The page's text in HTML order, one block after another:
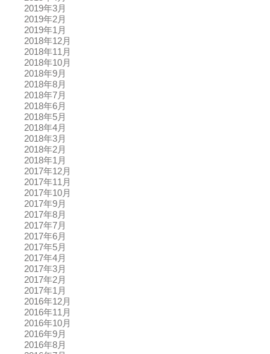
2019年3月
2019年2月
2019年1月
2018年12月
2018年11月
2018年10月
2018年9月
2018年8月
2018年7月
2018年6月
2018年5月
2018年4月
2018年3月
2018年2月
2018年1月
2017年12月
2017年11月
2017年10月
2017年9月
2017年8月
2017年7月
2017年6月
2017年5月
2017年4月
2017年3月
2017年2月
2017年1月
2016年12月
2016年11月
2016年10月
2016年9月
2016年8月